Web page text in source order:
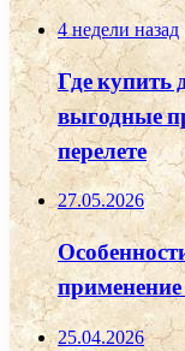
4 недели назад
Где купить
выгодные
перелете
27.05.2026
применение
25.04.2026